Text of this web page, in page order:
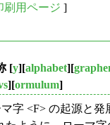
刷用ページ ]
[y][alphabet][
][ormulum]
字 <F> の起源と発